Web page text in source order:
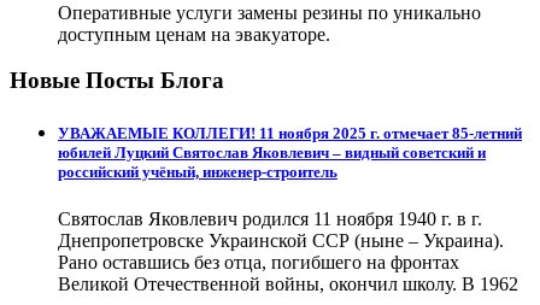
Оперативные услуги замены резины по уникально
доступным ценам на эвакуаторе.
Новые Посты Блога
УВАЖАЕМЫЕ КОЛЛЕГИ! 11 ноября 2025 г. отмечает 85-летний
юбилей Луцкий Святослав Яковлевич – видный советский и
российский учёный, инженер-строитель
Святослав Яковлевич родился 11 ноября 1940 г. в г.
Днепропетровске Украинской ССР (ныне – Украина).
Рано оставшись без отца, погибшего на фронтах
Великой Отечественной войны, окончил школу. В 1962